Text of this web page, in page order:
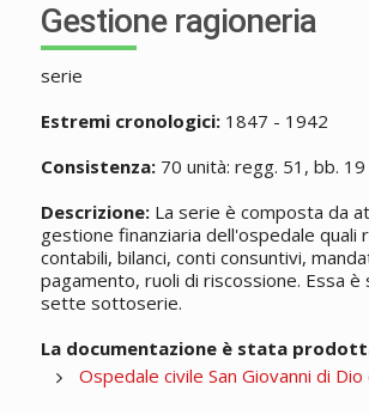
Gestione ragioneria
serie
Estremi cronologici:1847 - 1942
Consistenza:70 unità: regg. 51, bb. 19
Descrizione:La serie è composta da
gestione finanziaria dell'ospedale quali
contabili, bilanci, conti consuntivi,
pagamento, ruoli di riscossione. Essa è
sette sottoserie.
La documentazione è stata
Ospedale civile San Giovanni di Dio